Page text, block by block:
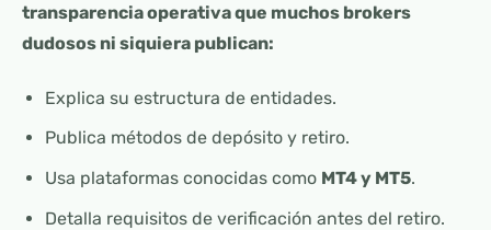
transparencia operativa que muchos brokers
dudosos ni siquiera publican:
Explica su estructura de entidades.
Publica métodos de depósito y retiro.
Usa plataformas conocidas como MT4 y MT5.
Detalla requisitos de verificación antes del retiro.